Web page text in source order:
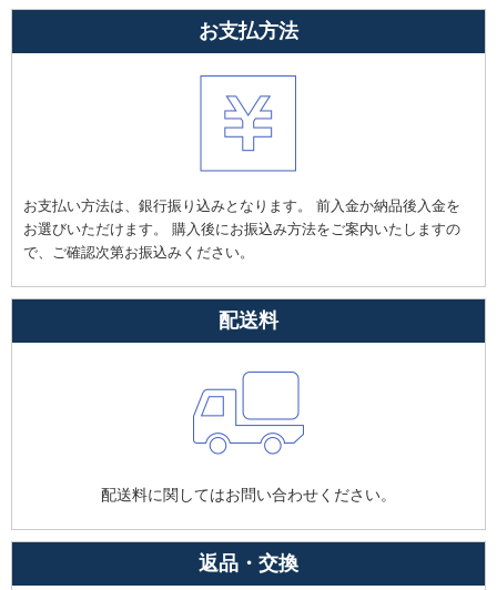
お支払方法
お支払い方法は、銀行振り込みとなります。 前入金か納品後入金を
お選びいただけます。 購入後にお振込み方法をご案内いたしますの
で、ご確認次第お振込みください。
配送料
配送料に関してはお問い合わせください。
返品・交換